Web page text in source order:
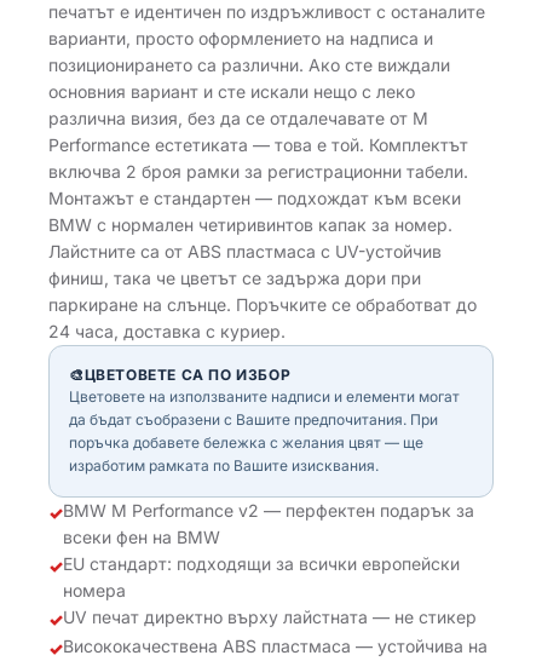
печатът е идентичен по издръжливост с останалите
варианти, просто оформлението на надписа и
позиционирането са различни. Ако сте виждали
основния вариант и сте искали нещо с леко
различна визия, без да се отдалечавате от M
Performance естетиката — това е той. Комплектът
включва 2 броя рамки за регистрационни табели.
Монтажът е стандартен — подхождат към всеки
BMW с нормален четиривинтов капак за номер.
Лайстните са от ABS пластмаса с UV-устойчив
финиш, така че цветът се задържа дори при
паркиране на слънце. Поръчките се обработват до
24 часа, доставка с куриер.
🎨ЦВЕТОВЕТЕ СА ПО ИЗБОР
Цветовете на използваните надписи и елементи могат
да бъдат съобразени с Вашите предпочитания. При
поръчка добавете бележка с желания цвят — ще
изработим рамката по Вашите изисквания.
✓BMW M Performance v2 — перфектен подарък за
всеки фен на BMW
✓EU стандарт: подходящи за всички европейски
номера
✓UV печат директно върху лайстната — не стикер
✓Висококачествена ABS пластмаса — устойчива на